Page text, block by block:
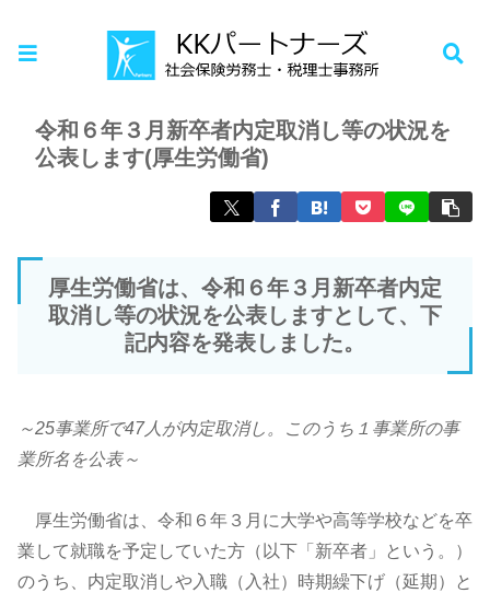
お知らせ
令和６年３月新卒者内定取消し等の状況を
公表します(厚生労働省)
厚生労働省は、令和６年３月新卒者内定
取消し等の状況を公表しますとして、下
記内容を発表しました。
～25事業所で47人が内定取消し。このうち１事業所の事
業所名を公表～
厚生労働省は、令和６年３月に大学や高等学校などを卒
業して就職を予定していた方（以下「新卒者」という。）
のうち、内定取消しや入職（入社）時期繰下げ（延期）と